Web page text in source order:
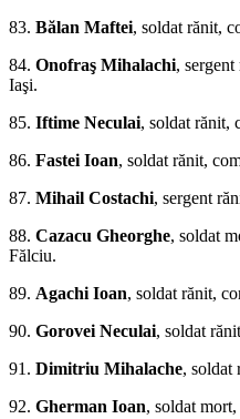
83. Bălan Maftei, soldat rănit,
84. Onofraş Mihalachi,
Iaşi.
85. Iftime Neculai, soldat rănit,
86. Fastei Ioan, soldat rănit,
87. Mihail Costachi, sergent
88. Cazacu Gheorghe, soldat
Fălciu.
89. Agachi Ioan, soldat rănit,
90. Gorovei Neculai, soldat
91. Dimitriu Mihalache, soldat
92. Gherman Ioan, soldat